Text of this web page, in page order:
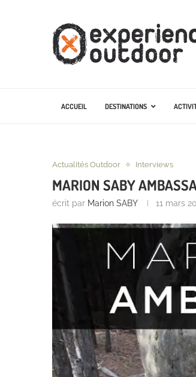
ACCUEIL DESTINATIONS
Actualités Outdoor Interviews
MARION SABY
écrit par Marion SABY 11 mars